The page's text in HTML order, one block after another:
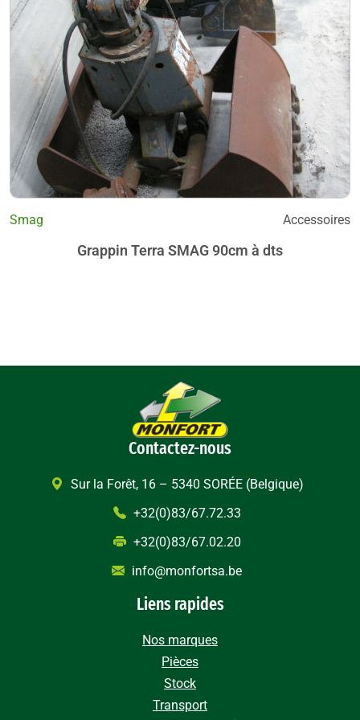
Smag Accessoires
Grappin Terra SMAG 90cm à dts
Contactez-nous
Sur la Forêt, 16 – 5340 SORÉE (Belgique)
+32(0)83/67.72.33
+32(0)83/67.02.20
info@monfortsa.be
Liens rapides
Nos marques
Pièces
Stock
Transport